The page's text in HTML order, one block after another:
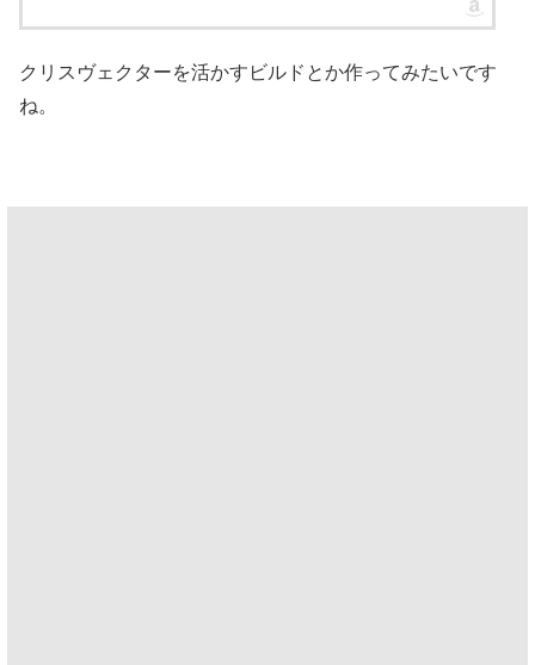
クリスヴェクターを活かすビルドとか作ってみたいです
ね。